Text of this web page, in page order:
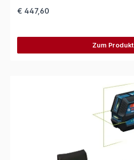
€ 447,60
Zum Produkt